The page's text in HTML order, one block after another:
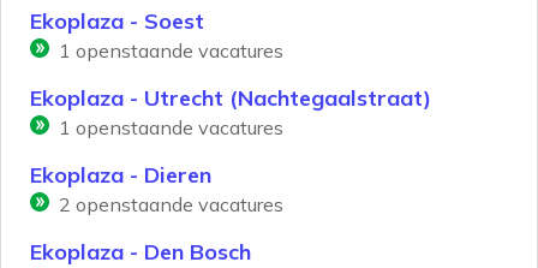
Ekoplaza - Soest
1 openstaande vacatures
Ekoplaza - Utrecht (Nachtegaalstraat)
1 openstaande vacatures
Ekoplaza - Dieren
2 openstaande vacatures
Ekoplaza - Den Bosch